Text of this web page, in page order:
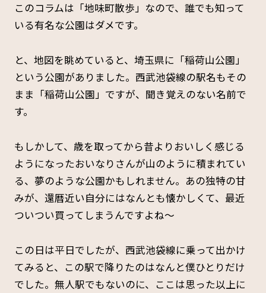
このコラムは「地味町散歩」なので、誰でも知って
いる有名な公園はダメです。
と、地図を眺めていると、埼玉県に「稲荷山公園」
という公園がありました。西武池袋線の駅名もその
まま「稲荷山公園」ですが、聞き覚えのない名前で
す。
もしかして、歳を取ってから昔よりおいしく感じる
ようになったおいなりさんが山のように積まれてい
る、夢のような公園かもしれません。あの独特の甘
みが、還暦近い自分にはなんとも懐かしくて、最近
ついつい買ってしまうんですよね～
この日は平日でしたが、西武池袋線に乗って出かけ
てみると、この駅で降りたのはなんと僕ひとりだけ
でした。無人駅でもないのに、ここは思った以上に